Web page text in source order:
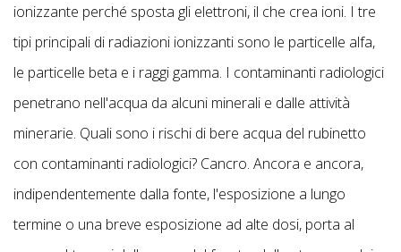
ionizzante perché sposta gli elettroni, il che crea ioni. I tre
tipi principali di radiazioni ionizzanti sono le particelle alfa,
le particelle beta e i raggi gamma. I contaminanti radiologici
penetrano nell'acqua da alcuni minerali e dalle attività
minerarie. Quali sono i rischi di bere acqua del rubinetto
con contaminanti radiologici? Cancro. Ancora e ancora,
indipendentemente dalla fonte, l'esposizione a lungo
termine o una breve esposizione ad alte dosi, porta al